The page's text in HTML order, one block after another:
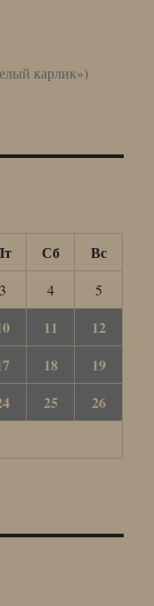
карлик»)
Сб
Вс
3 4
5
11
12
18
19
25
26